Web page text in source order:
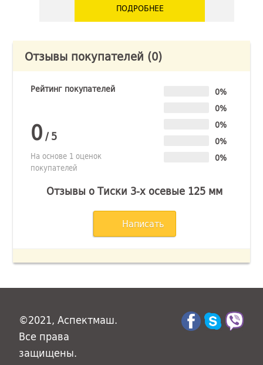
ПОДРОБНЕЕ
Отзывы покупателей (0)
Рейтинг покупателей
0/5
На основе 1 оценок
покупателей
0%
0%
0%
0%
0%
Отзывы о Тиски 3-х осевые 125 мм
Написать
©2021, Аспектмаш.
Все права
защищены.